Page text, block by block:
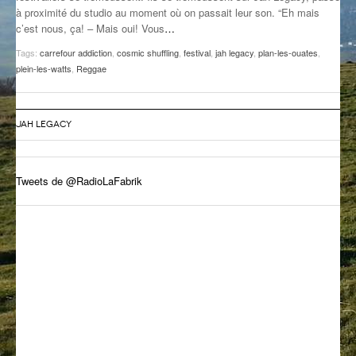
GROOVE N SUN
IL ÉTAIT UNE FOIS
LA SOUTERRAINE
PLUS DE MIX
à proximité du studio au moment où on passait leur son. “Eh mais
c’est nous, ça! – Mais oui! Vous…
Tags: carrefour addiction cosmic shuffling festival jah legacy plan-les-ouates
plein-les-watts Reggae
JAH LEGACY
Tweets de @RadioLaFabrik